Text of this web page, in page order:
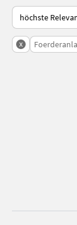
So wird auf
x